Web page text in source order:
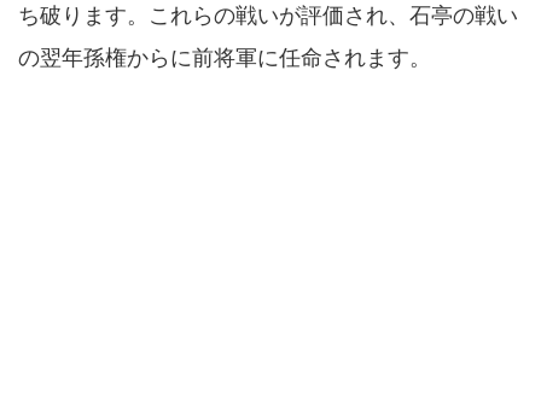
ち破ります。これらの戦いが評価され、石亭の戦い
の翌年孫権からに前将軍に任命されます。